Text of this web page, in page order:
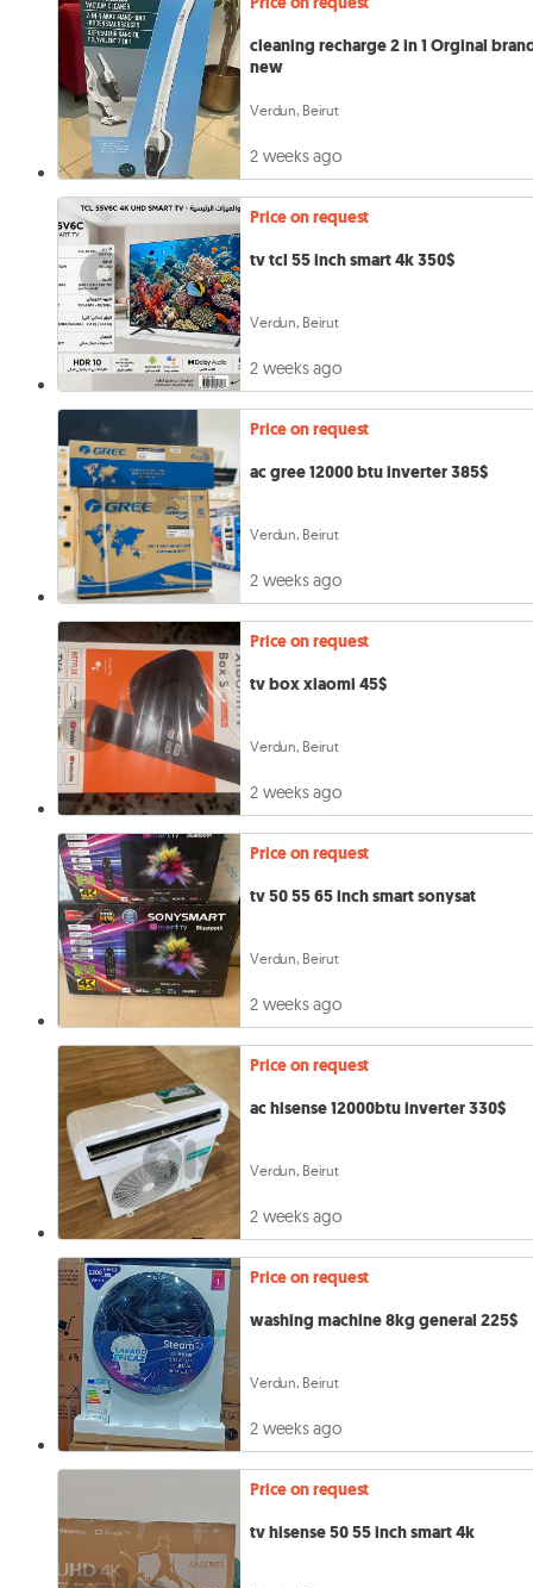
cleaning recharge 2 in 1 Orginal
new
Verdun, Beirut
2 weeks ago
Price on request
tv tcl 55 inch smart 4k 350$
Verdun, Beirut
2 weeks ago
Price on request
ac gree 12000 btu inverter 385$
Verdun, Beirut
2 weeks ago
Price on request
tv box xiaomi 45$
Verdun, Beirut
2 weeks ago
Price on request
tv 50 55 65 inch smart sonysat
Verdun, Beirut
2 weeks ago
Price on request
ac hisense 12000btu inverter 330$
Verdun, Beirut
2 weeks ago
Price on request
washing machine 8kg general 225$
Verdun, Beirut
2 weeks ago
Price on request
tv hisense 50 55 inch smart 4k